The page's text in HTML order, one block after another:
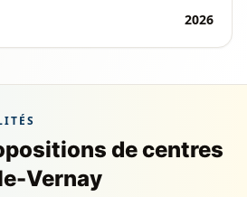
2026
de centres
Vernay